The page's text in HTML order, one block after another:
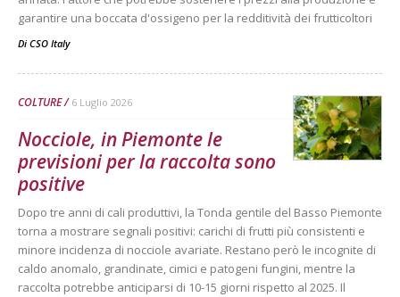
garantire una boccata d'ossigeno per la redditività dei frutticoltori
Di CSO Italy
COLTURE 6 Luglio 2026
Nocciole, in Piemonte le
previsioni per la raccolta sono
positive
Dopo tre anni di cali produttivi, la Tonda gentile del Basso Piemonte
torna a mostrare segnali positivi: carichi di frutti più consistenti e
minore incidenza di nocciole avariate. Restano però le incognite di
caldo anomalo, grandinate, cimici e patogeni fungini, mentre la
raccolta potrebbe anticiparsi di 10-15 giorni rispetto al 2025. Il